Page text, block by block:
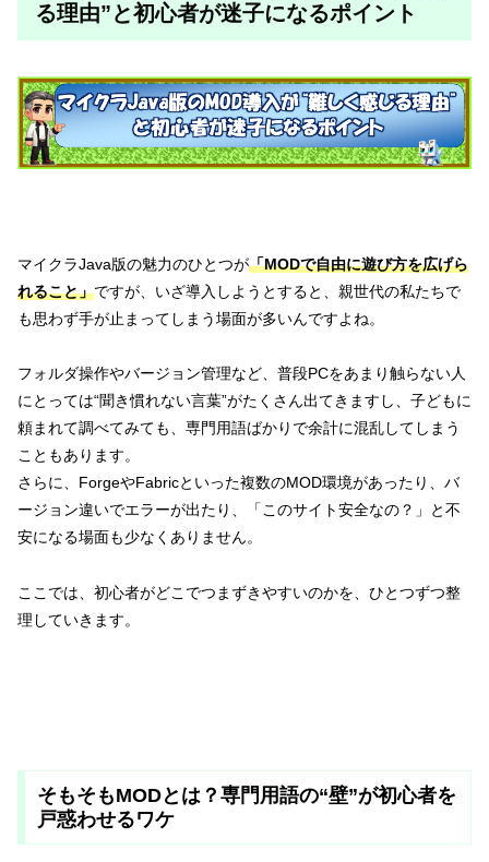
る理由”と初心者が迷子になるポイント
マイクラJava版の魅力のひとつが「MODで自由に遊び方を広げら
れること」ですが、いざ導入しようとすると、親世代の私たちで
も思わず手が止まってしまう場面が多いんですよね。
フォルダ操作やバージョン管理など、普段PCをあまり触らない人
にとっては“聞き慣れない言葉”がたくさん出てきますし、子どもに
頼まれて調べてみても、専門用語ばかりで余計に混乱してしまう
こともあります。
さらに、ForgeやFabricといった複数のMOD環境があったり、バ
ージョン違いでエラーが出たり、「このサイト安全なの？」と不
安になる場面も少なくありません。
ここでは、初心者がどこでつまずきやすいのかを、ひとつずつ整
理していきます。
そもそもMODとは？専門用語の“壁”が初心者を
戸惑わせるワケ